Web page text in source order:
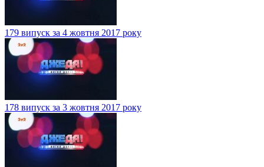
179 випуск за 4 жовтня 2017 року
178 випуск за 3 жовтня 2017 року